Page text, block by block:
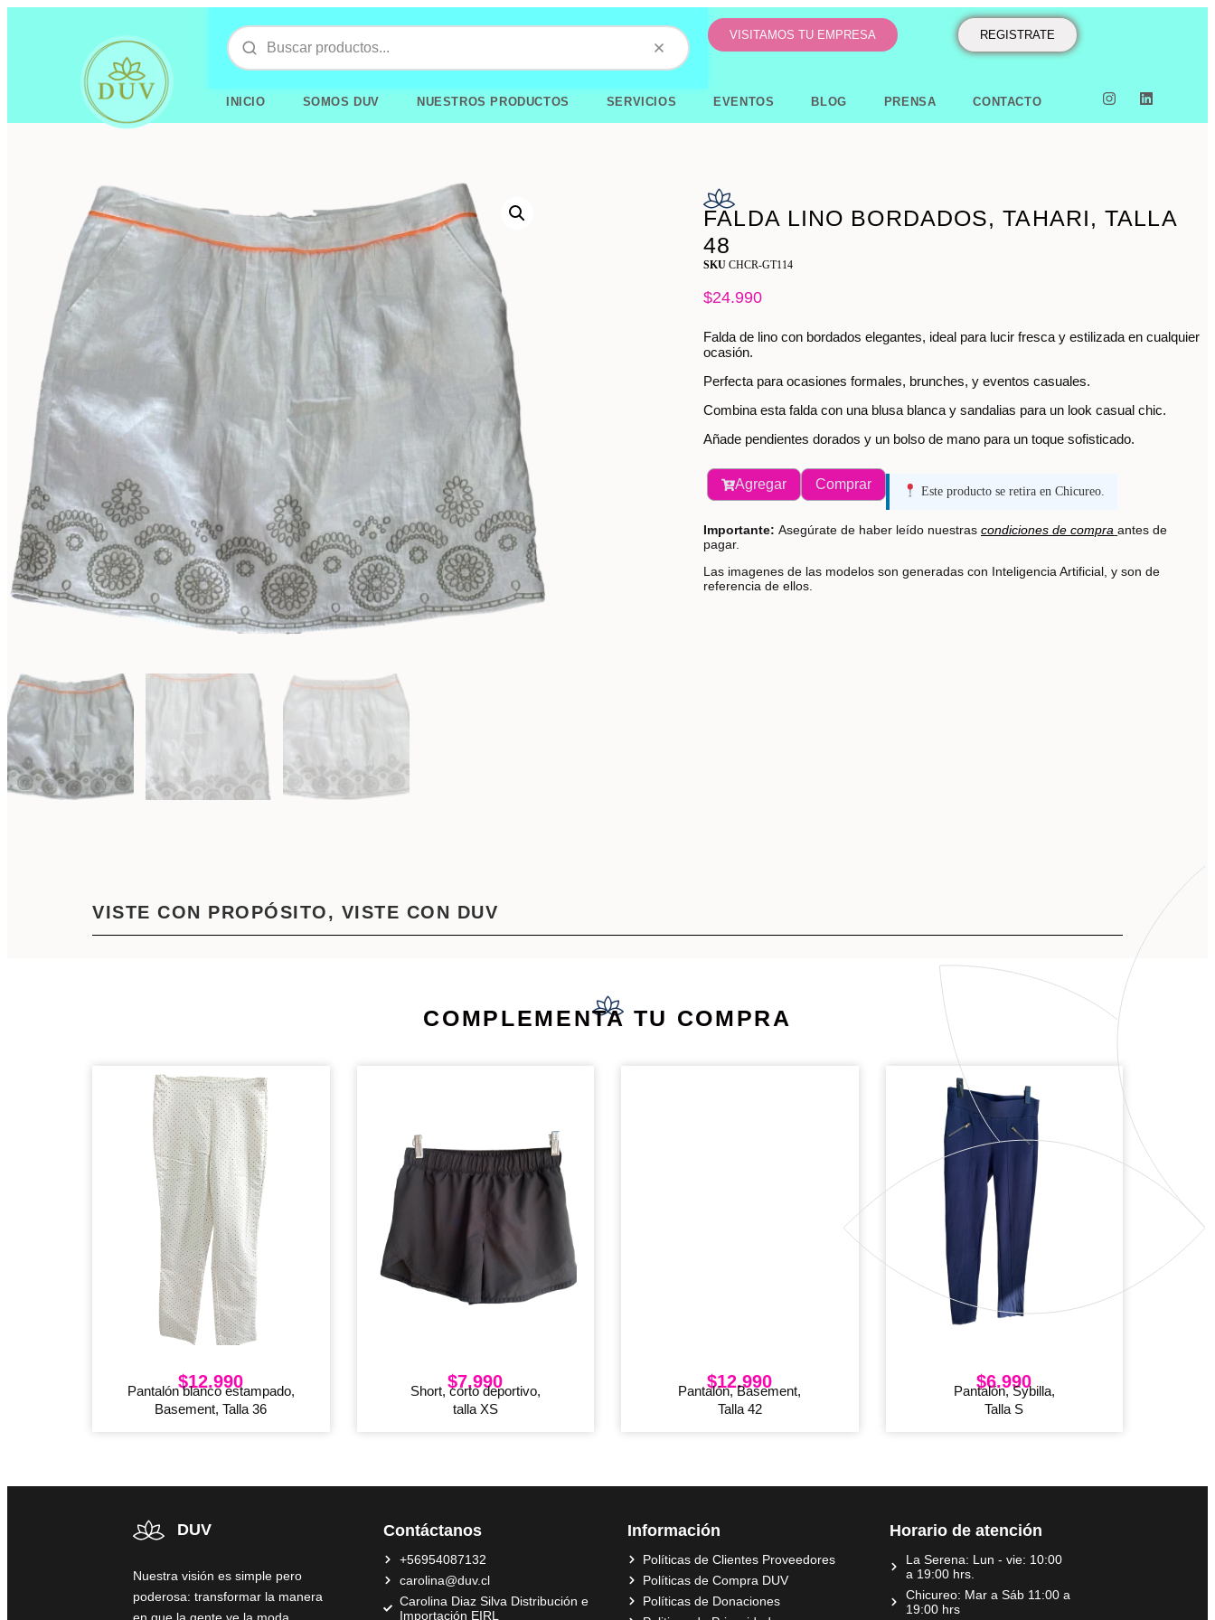
VISITAMOS TU EMPRESA REGISTRATE
INICIO SOMOS DUV NUESTROS PRODUCTOS SERVICIOS EVENTOS BLOG PRENSA CONTACTO
FALDA LINO BORDADOS, TAHARI, TALLA
48
SKUCHCR-GT114
$24.990
Falda de lino con bordados elegantes, ideal para lucir fresca y estilizada en cualquier
ocasión.
Perfecta para ocasiones formales, brunches, y eventos casuales.
Combina esta falda con una blusa blanca y sandalias para un look casual chic.
Añade pendientes dorados y un bolso de mano para un toque sofisticado.
Agregar Comprar Este producto se retira en Chicureo.
Importante: Asegúrate de haber leído nuestrascondiciones de compra antes de
pagar.
Las imagenes de las modelos son generadas con Inteligencia Artificial, y son de
referencia de ellos.
VISTE CON PROPÓSITO, VISTE CON DUV
COMPLEMENTA TU COMPRA
$12.990
Pantalón blanco estampado,
Basement, Talla 36
$7.990
Short, corto deportivo,
talla XS
$12.990
Pantalón, Basement,
Talla 42
$6.990
Pantalón, Sybilla,
Talla S
DUV
Nuestra visión es simple pero
poderosa: transformar la manera
Contáctanos
+56954087132
carolina@duv.cl
Carolina Diaz Silva Distribución e
Importación EIRL
Información
Políticas de Clientes Proveedores
Políticas de Compra DUV
Políticas de Donaciones
Horario de atención
La Serena: Lun - vie: 10:00
a 19:00 hrs.
Chicureo: Mar a Sáb 11:00 a
19:00 hrs